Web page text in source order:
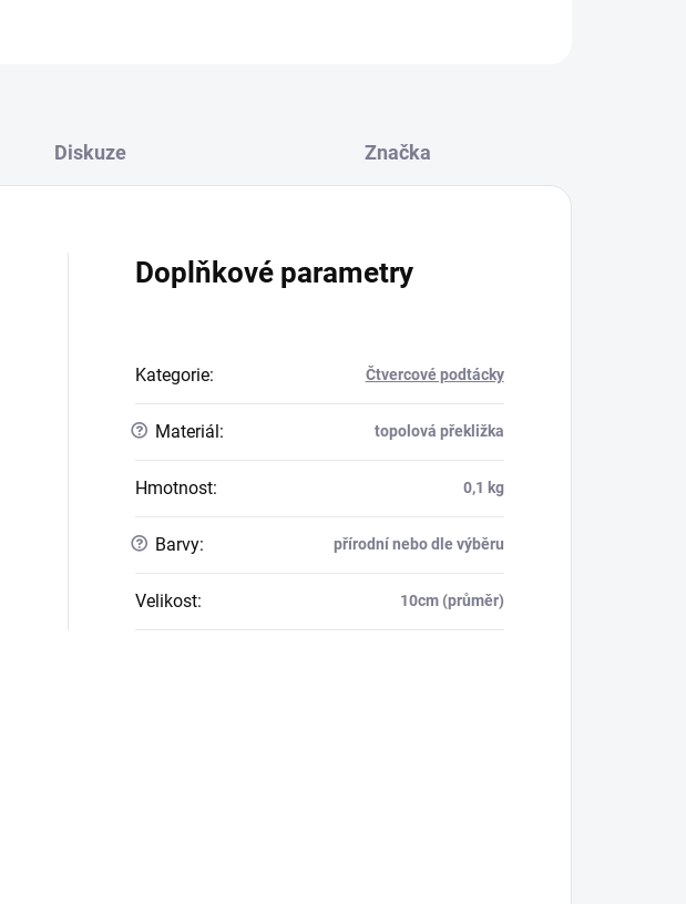
Diskuze Značka
Doplňkové parametry
Kategorie: Čtvercové podtácky
? Materiál: topolová překližka
Hmotnost: 0,1 kg
? Barvy: přírodní nebo dle výběru
Velikost: 10cm (průměr)